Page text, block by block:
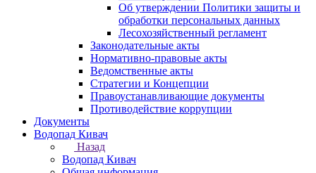
Об утверждении Политики защиты и
обработки персональных данных
Лесохозяйственный регламент
Законодательные акты
Нормативно-правовые акты
Ведомственные акты
Стратегии и Концепции
Правоустанавливающие документы
Противодействие коррупции
Документы
Водопад Кивач
Назад
Водопад Кивач